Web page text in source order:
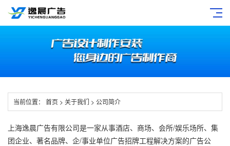
当前位置： 首页 > 关于我们 > 公司简介
上海逸晨广告有限公司是一家从事酒店、商场、会所/娱乐场所、集
团企业、著名品牌、企/事业单位广告招牌工程解决方案的广告公